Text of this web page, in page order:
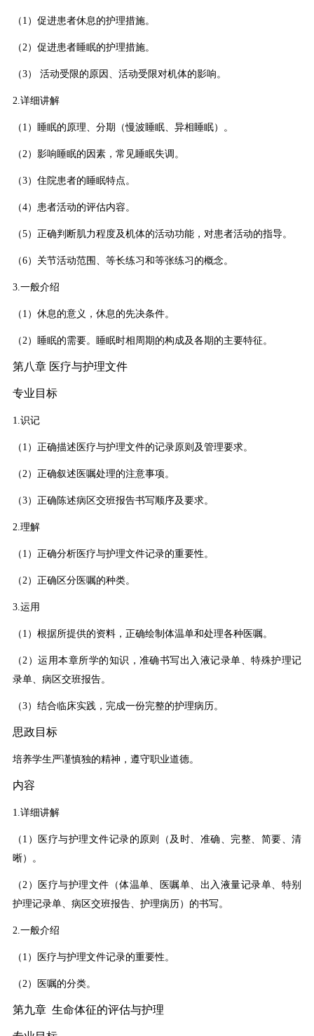
（1）促进患者休息的护理措施。
（2）促进患者睡眠的护理措施。
（3） 活动受限的原因、活动受限对机体的影响。
2.详细讲解
（1）睡眠的原理、分期（慢波睡眠、异相睡眠）。
（2）影响睡眠的因素，常见睡眠失调。
（3）住院患者的睡眠特点。
（4）患者活动的评估内容。
（5）正确判断肌力程度及机体的活动功能，对患者活动的指导。
（6）关节活动范围、等长练习和等张练习的概念。
3.一般介绍
（1）休息的意义，休息的先决条件。
（2）睡眠的需要。睡眠时相周期的构成及各期的主要特征。
第八章 医疗与护理文件
专业目标
1.识记
（1）正确描述医疗与护理文件的记录原则及管理要求。
（2）正确叙述医嘱处理的注意事项。
（3）正确陈述病区交班报告书写顺序及要求。
2.理解
（1）正确分析医疗与护理文件记录的重要性。
（2）正确区分医嘱的种类。
3.运用
（1）根据所提供的资料，正确绘制体温单和处理各种医嘱。
（2）运用本章所学的知识，准确书写出入液记录单、特殊护理记
录单、病区交班报告。
（3）结合临床实践，完成一份完整的护理病历。
思政目标
培养学生严谨慎独的精神，遵守职业道德。
内容
1.详细讲解
（1）医疗与护理文件记录的原则（及时、准确、完整、简要、清
晰）。
（2）医疗与护理文件（体温单、医嘱单、出入液量记录单、特别
护理记录单、病区交班报告、护理病历）的书写。
2.一般介绍
（1）医疗与护理文件记录的重要性。
（2）医嘱的分类。
第九章 生命体征的评估与护理